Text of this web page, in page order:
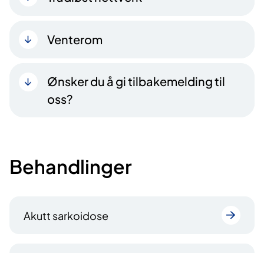
Venterom
Ønsker du å gi tilbakemelding til
oss?
Behandlinger
Akutt sarkoidose